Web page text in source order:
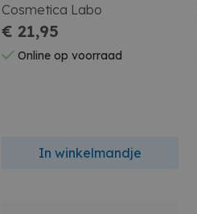
Cosmetica Labo
€ 21,95
Online op voorraad
In winkelmandje